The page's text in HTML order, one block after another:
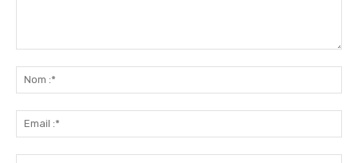
:*
:*